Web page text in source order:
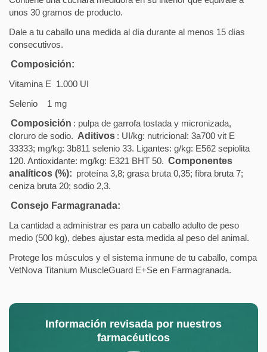
unos 30 gramos de producto.
Dale a tu caballo una medida al día durante al menos 15 días
consecutivos.
Composición:
Vitamina E 1.000 UI
Selenio
1 mg
Composición : pulpa de garrofa tostada y micronizada,
cloruro de sodio. Aditivos : UI/kg: nutricional: 3a700 vit E
33333; mg/kg: 3b811 selenio 33. Ligantes: g/kg: E562 sepiolita
120. Antioxidante: mg/kg: E321 BHT 50. Componentes
analíticos (%): proteína 3,8; grasa bruta 0,35; fibra bruta 7;
ceniza bruta 20; sodio 2,3.
Consejo Farmagranada:
La cantidad a administrar es para un caballo adulto de peso
medio (500 kg), debes ajustar esta medida al peso del animal.
Protege los músculos y el sistema inmune de tu caballo, compa
VetNova Titanium MuscleGuard E+Se en Farmagranada.
Información revisada por nuestros
farmacéuticos